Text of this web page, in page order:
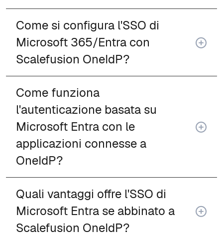
Come si configura l'SSO di
Microsoft 365/Entra con
Scalefusion OneIdP?
Come funziona
l'autenticazione basata su
Microsoft Entra con le
applicazioni connesse a
OneIdP?
Quali vantaggi offre l'SSO di
Microsoft Entra se abbinato a
Scalefusion OneIdP?